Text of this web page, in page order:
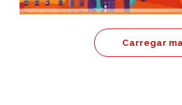
Carregar